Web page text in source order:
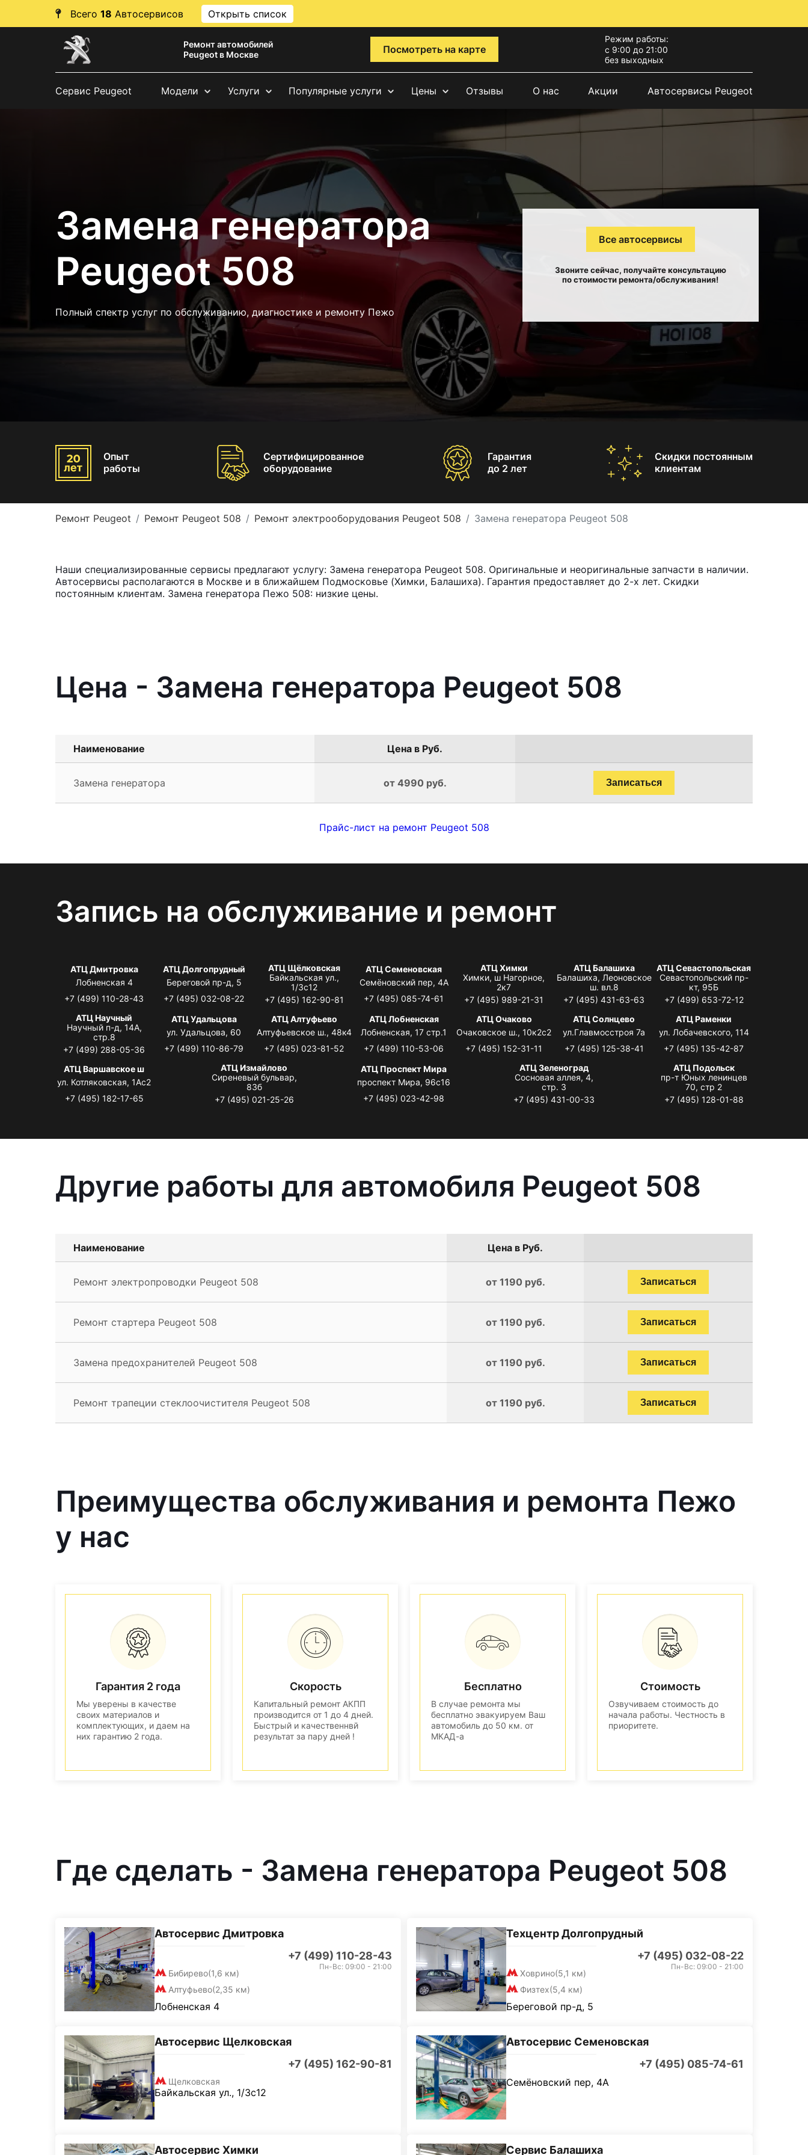
Всего 18 Автосервисов Открыть список
Ремонт автомобилей
Peugeot в Москве
Посмотреть на карте
Режим работы:
с 9:00 до 21:00
без выходных
Сервис Peugeot Модели Услуги Популярные услуги Цены Отзывы О нас Акции Автосервисы Peugeot
Замена генератора
Peugeot 508
Полный спектр услуг по обслуживанию, диагностике и ремонту Пежо
Все автосервисы
Звоните сейчас, получайте консультацию
по стоимости ремонта/обслуживания!
Опыт
работы
Сертифицированное
оборудование
Гарантия
до 2 лет
Скидки постоянным
клиентам
Ремонт Peugeot Ремонт Peugeot 508 Ремонт электрооборудования Peugeot 508 Замена генератора Peugeot 508
Наши специализированные сервисы предлагают услугу: Замена генератора Peugeot 508. Оригинальные и неоригинальные запчасти в наличии.
Автосервисы располагаются в Москве и в ближайшем Подмосковье (Химки, Балашиха). Гарантия предоставляет до 2-х лет. Скидки
постоянным клиентам. Замена генератора Пежо 508: низкие цены.
Цена - Замена генератора Peugeot 508
Наименование Цена в Руб.
Замена генератора от 4990 руб. Записаться
Прайс-лист на ремонт Peugeot 508
Запись на обслуживание и ремонт
АТЦ Дмитровка
Лобненская 4
+7 (499) 110-28-43
АТЦ Долгопрудный
Береговой пр-д, 5
+7 (495) 032-08-22
АТЦ Щёлковская
Байкальская ул.,
1/3с12
+7 (495) 162-90-81
АТЦ Семеновская
Семёновский пер, 4А
+7 (495) 085-74-61
АТЦ Химки
Химки, ш Нагорное,
2к7
+7 (495) 989-21-31
АТЦ Балашиха
Балашиха, Леоновское
ш. вл.8
+7 (495) 431-63-63
АТЦ Севастопольская
Севастопольский пр-
кт, 95Б
+7 (499) 653-72-12
АТЦ Научный
Научный п-д, 14А,
стр.8
+7 (499) 288-05-36
АТЦ Удальцова
ул. Удальцова, 60
+7 (499) 110-86-79
АТЦ Алтуфьево
Алтуфьевское ш., 48к4
+7 (495) 023-81-52
АТЦ Лобненская
Лобненская, 17 стр.1
+7 (499) 110-53-06
АТЦ Очаково
Очаковское ш., 10к2с2
+7 (495) 152-31-11
АТЦ Солнцево
ул.Главмосстроя 7а
+7 (495) 125-38-41
АТЦ Раменки
ул. Лобачевского, 114
+7 (495) 135-42-87
АТЦ Варшавское ш
ул. Котляковская, 1Ас2
+7 (495) 182-17-65
АТЦ Измайлово
Сиреневый бульвар,
83б
+7 (495) 021-25-26
АТЦ Проспект Мира
проспект Мира, 96с16
+7 (495) 023-42-98
АТЦ Зеленоград
Сосновая аллея, 4,
стр. 3
+7 (495) 431-00-33
АТЦ Подольск
пр-т Юных ленинцев
70, стр 2
+7 (495) 128-01-88
Другие работы для автомобиля Peugeot 508
Наименование Цена в Руб.
Ремонт электропроводки Peugeot 508 от 1190 руб. Записаться
Ремонт стартера Peugeot 508 от 1190 руб. Записаться
Замена предохранителей Peugeot 508 от 1190 руб. Записаться
Ремонт трапеции стеклоочистителя Peugeot 508 от 1190 руб. Записаться
Преимущества обслуживания и ремонта Пежо
у нас
Гарантия 2 года
Мы уверены в качестве
своих материалов и
комплектующих, и даем на
них гарантию 2 года.
Скорость
Капитальный ремонт АКПП
производится от 1 до 4 дней.
Быстрый и качественнвй
результат за пару дней !
Бесплатно
В случае ремонта мы
бесплатно эвакуируем Ваш
автомобиль до 50 км. от
МКАД-а
Стоимость
Озвучиваем стоимость до
начала работы. Честность в
приоритете.
Где сделать - Замена генератора Peugeot 508
Автосервис Дмитровка
+7 (499) 110-28-43
Бибирево(1,6 км)
Алтуфьево(2,35 км)
Пн-Вс: 09:00 - 21:00
Лобненская 4
Техцентр Долгопрудный
+7 (495) 032-08-22
Ховрино(5,1 км)
Физтех(5,4 км)
Пн-Вс: 09:00 - 21:00
Береговой пр-д, 5
Автосервис Щелковская
+7 (495) 162-90-81
Щелковская
Байкальская ул., 1/3с12
Автосервис Семеновская
+7 (495) 085-74-61
Семёновский пер, 4А
Автосервис Химки Сервис Балашиха